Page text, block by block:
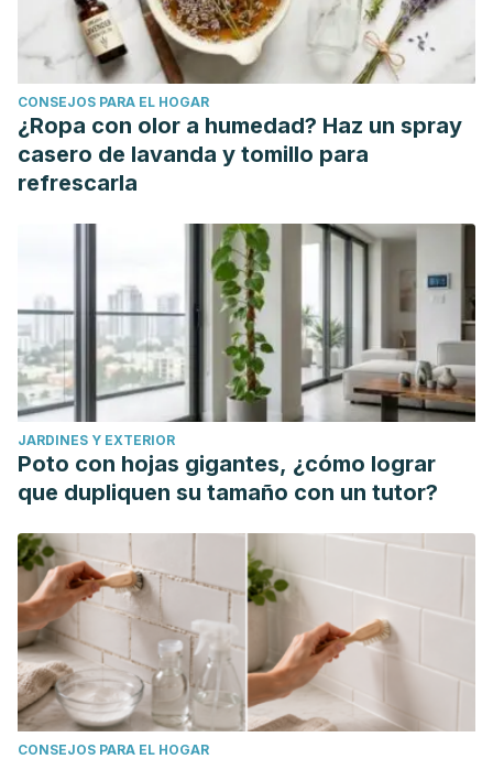
comercialización de una crema corporal aclaradora, que
contenga dióxido de titanio y extracto de limón, para
mujeres que presenten hiperpigmentación, en la ciudad de
Guayaquil(Bachelor's thesis, Universidad de Guayaquil.
Facultad de Ciencias Químicas).
CONSEJOS PARA EL HOGAR
¿Ropa con olor a humedad? Haz un spray
casero de lavanda y tomillo para
refrescarla
JARDINES Y EXTERIOR
Poto con hojas gigantes, ¿cómo lograr
que dupliquen su tamaño con un tutor?
CONSEJOS PARA EL HOGAR